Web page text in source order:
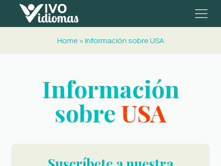
Home »Información sobre USA
Información
sobre USA